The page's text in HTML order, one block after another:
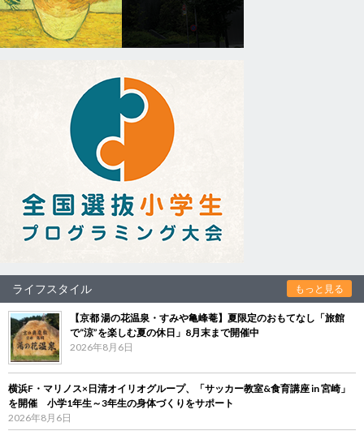
ライフスタイル もっと見る
【京都 湯の花温泉・すみや亀峰菴】夏限定のおもてなし「旅館
で“涼”を楽しむ夏の休日」8月末まで開催中
2026年8月6日
横浜F・マリノス×日清オイリオグループ、「サッカー教室&食育講座 in 宮崎」
を開催 小学1年生～3年生の身体づくりをサポート
2026年8月6日